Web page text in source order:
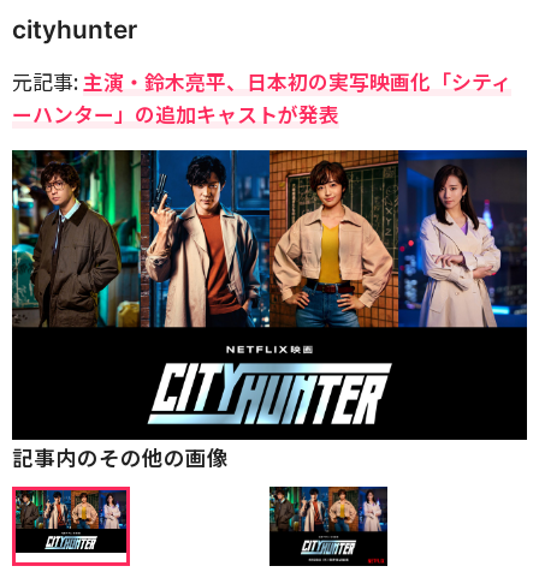
cityhunter
元記事:主演・鈴木亮平、日本初の実写映画化「シティ
ーハンター」の追加キャストが発表
記事内のその他の画像